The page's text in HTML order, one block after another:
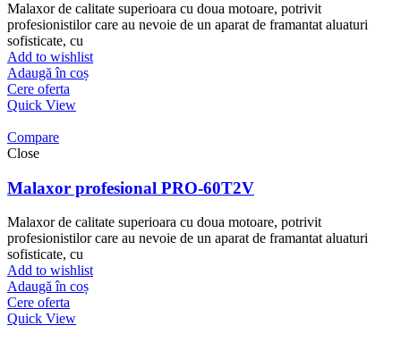
Malaxor de calitate superioara cu doua motoare, potrivit
profesionistilor care au nevoie de un aparat de framantat aluaturi
sofisticate, cu
Add to wishlist
Adaugă în coș
Cere oferta
Quick View
Compare
Close
Malaxor profesional PRO-60T2V
Malaxor de calitate superioara cu doua motoare, potrivit
profesionistilor care au nevoie de un aparat de framantat aluaturi
sofisticate, cu
Add to wishlist
Adaugă în coș
Cere oferta
Quick View